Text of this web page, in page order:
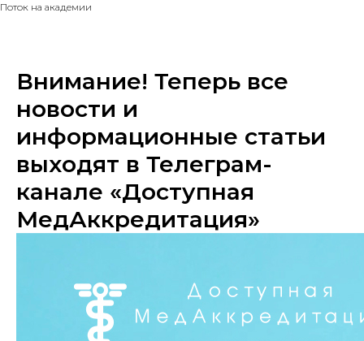
Поток на академии
Внимание! Теперь все
новости и
информационные статьи
выходят в Телеграм-
канале «Доступная
МедАккредитация»